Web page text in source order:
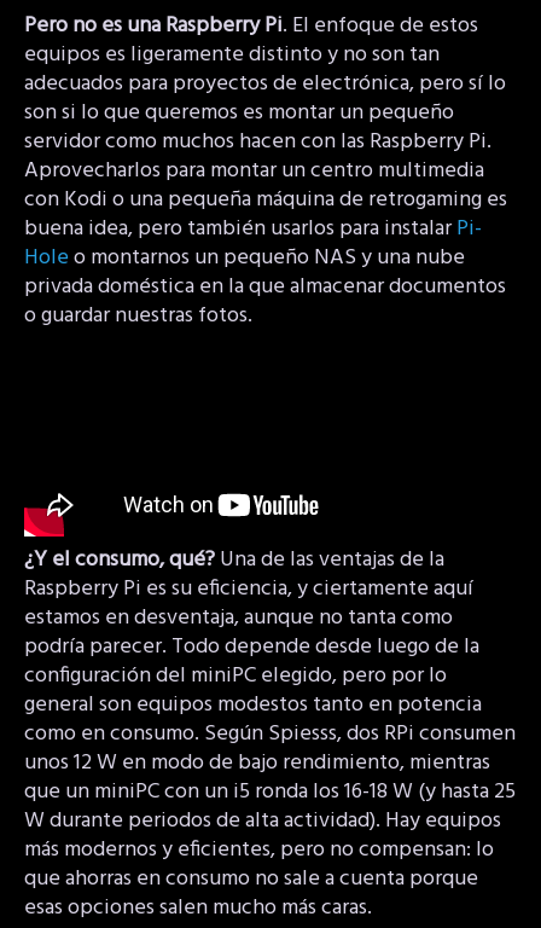
Pero no es una Raspberry Pi. El enfoque de estos
equipos es ligeramente distinto y no son tan
adecuados para proyectos de electrónica, pero sí lo
son si lo que queremos es montar un pequeño
servidor como muchos hacen con las Raspberry Pi.
Aprovecharlos para montar un centro multimedia
con Kodi o una pequeña máquina de retrogaming es
buena idea, pero también usarlos para instalarPi-
Holeo montarnos un pequeño NAS y una nube
privada doméstica en la que almacenar documentos
o guardar nuestras fotos.
¿Y el consumo, qué?Una de las ventajas de la
Raspberry Pi es su eficiencia, y ciertamente aquí
estamos en desventaja, aunque no tanta como
podría parecer. Todo depende desde luego de la
configuración del miniPC elegido, pero por lo
general son equipos modestos tanto en potencia
como en consumo. Según Spiesss, dos RPi consumen
unos 12 W en modo de bajo rendimiento, mientras
que un miniPC con un i5 ronda los 16-18 W (y hasta 25
W durante periodos de alta actividad). Hay equipos
más modernos y eficientes, pero no compensan: lo
que ahorras en consumo no sale a cuenta porque
esas opciones salen mucho más caras.